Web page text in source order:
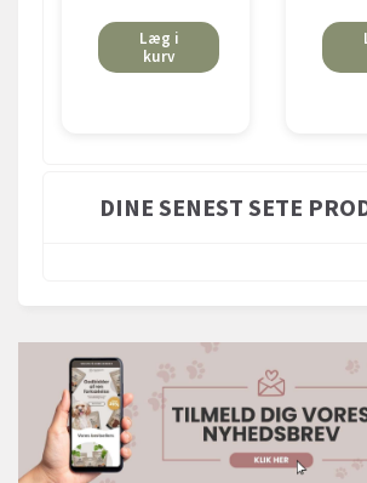
Læg i
kurv
DINE SENEST SETE